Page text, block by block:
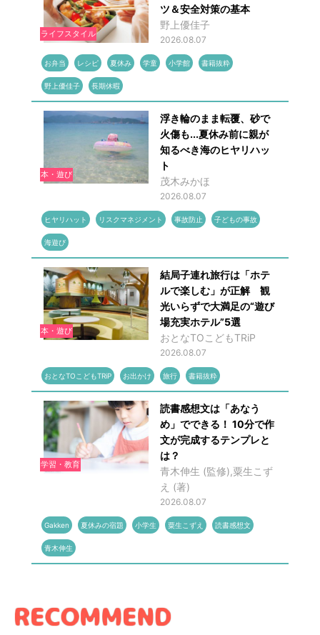
ライフスタイル
ツ＆安全対策の基本
野上優佳子
2026.08.07
お弁当 レシピ 夏休み 学童 小学館 書籍抜粋
野上優佳子 長期休暇
本・遊び
浮き輪のまま転覆、砂で
火傷も...夏休み前に親が
知るべき海のヒヤリハッ
ト
茂木みかほ
2026.08.07
ヒヤリハット リスクマネジメント 事故防止 子どもの事故
海遊び
本・遊び
結局子連れ旅行は「ホテ
ルで楽しむ」が正解 観
光いらずで大満足の“遊び
場充実ホテル”5選
おとなTOこどもTRiP
2026.08.07
おとなTOこどもTRiP お出かけ 旅行 書籍抜粋
学習・教育
読書感想文は「あなう
め」でできる！ 10分で作
文が完成するテンプレと
は？
青木伸生 (監修),粟生こず
え (著)
2026.08.07
Gakken 夏休みの宿題 小学生 粟生こずえ 読書感想文
青木伸生